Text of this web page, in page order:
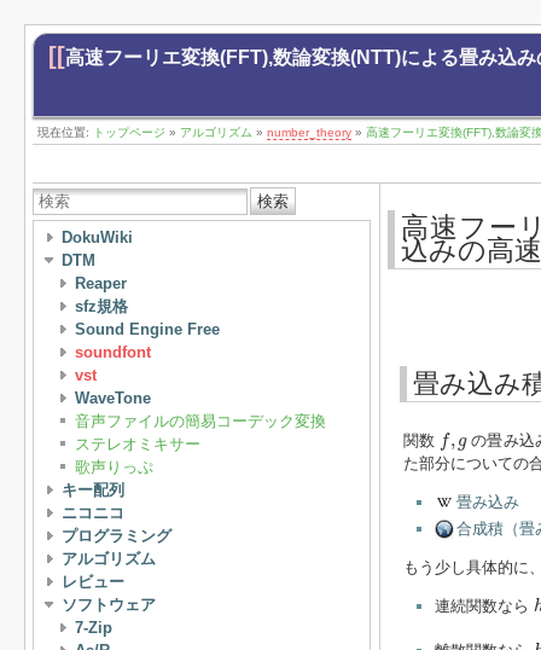
[[高速フーリエ変換(FFT),数論変換(NTT)による畳み込み
現在位置: トップページ » アルゴリズム » number_theory » 高速フーリエ変換(FFT),数論変
検索
DokuWiki
DTM
Reaper
sfz規格
Sound Engine Free
soundfont
vst
WaveTone
音声ファイルの簡易コーデック変換
ステレオミキサー
歌声りっぷ
キー配列
ニコニコ
プログラミング
アルゴリズム
レビュー
ソフトウェア
7-Zip
高速フー
込みの高
畳み込み
関数 f, g
,g
の畳み込
た部分についての
畳み込み
合成積（畳
もう少し具体的に
連続関数なら